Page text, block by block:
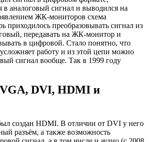
в аналоговый сигнал и выводился на
ЖК-мониторов схема
приходилось преобразовывать сигнал из
передавать на ЖК-монитор и
в цифровой. Стало понятно, что
усложняет работу и из этой цепи можно
сигнал вообще. Так в 1999 году
VGA, DVI, HDMI и
создан HDMI. В отличии от DVI у него
разъём, а также возможность